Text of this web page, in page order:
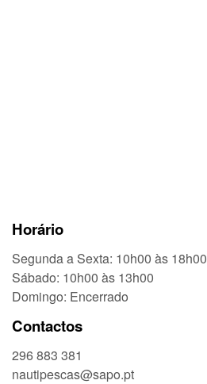
Horário
Segunda a Sexta: 10h00 às 18h00
Sábado: 10h00 às 13h00
Domingo: Encerrado
Contactos
296 883 381
nautipescas@sapo.pt